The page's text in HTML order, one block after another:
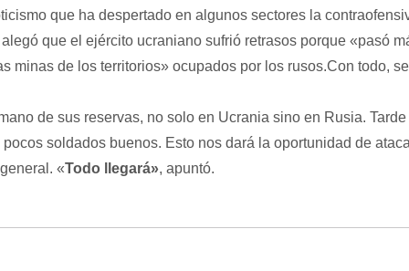
que ha despertado en algunos sectores la
que el ejército ucraniano sufrió retrasos porque «pasó
minas de los territorios» ocupados por los rusos.Con todo,
de sus reservas, no solo en Ucrania sino en Rusia.
soldados buenos. Esto nos dará la oportunidad de
«Todo llegará», apuntó.